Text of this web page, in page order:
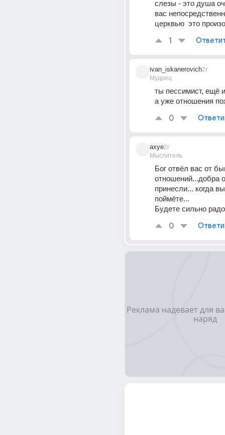
слезы - это душа
вас
церквью  это
1
ivan_iskanerovich
Мудрец
2г
ты пессимист, ещё
а уже отношения
0
axye
Мыслитель
2г
Бог отвёл вас от
отношений...добра
принесли... когда
поймёте...
Будете сильно
0